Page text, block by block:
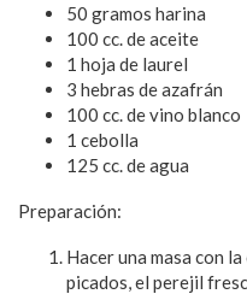
50 gramos harina
100 cc. de aceite
1 hoja de laurel
3 hebras de azafrán
100 cc. de vino blanco
1 cebolla
125 cc. de agua
Preparación:
Hacer una masa con
picados, el perejil